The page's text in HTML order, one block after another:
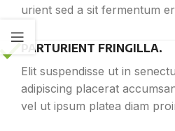
urient sed a sit fermentum
PARTURIENT FRINGILLA.
Elit suspendisse ut in
adipiscing placerat
vel ut ipsum platea diam